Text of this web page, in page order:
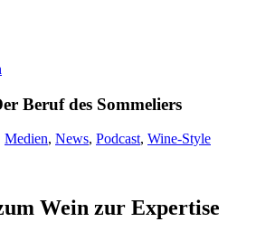
Beruf des Sommeliers
Medien, News, Podcast, Wine-Style
Wein zur Expertise